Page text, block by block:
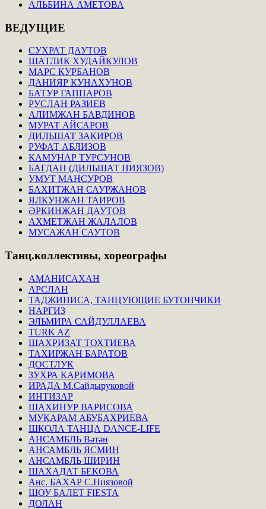
АЛЬБИНА АМЕТОВА
ВЕДУЩИЕ
СУХРАТ ДАУТОВ
ШАТЛИК ХУДАЙКУЛОВ
МАРС КУРБАНОВ
ДАНИЯР КУНАХУНОВ
БАТУР ГАППАРОВ
РУСЛАН РАЗИЕВ
АЛИМЖАН БАВДИНОВ
МУРАТ АЙСАРОВ
ДИЛЬШАТ ЗАКИРОВ
РУФАТ АБЛИЗОВ
КАМУНАР ТУРСУНОВ
БАГДАН (ДИЛЬШАТ НИЯЗОВ)
УМУТ МАНСУРОВ
БАХИТЖАН САУРЖАНОВ
ЯЛКУНЖАН ТАИРОВ
ӘРКИНЖАН ДАУТОВ
АХМЕТЖАН ЖАЛАЛОВ
МУСАЖАН САУТОВ
Танц.коллективы, хореографы
АМАНИСАХАН
АРСЛАН
ТАДЖИНИСА, ТАНЦУЮЩИЕ БУТОНЧИКИ
НАРГИЗ
ЭЛЬМИРА САЙДУЛЛАЕВА
TURK AZ
ШАХРИЗАТ ТОХТИЕВА
ТАХИРЖАН БАРАТОВ
ДОСТЛУК
ЗУХРА КАРИМОВА
ИРАДА М.Сайдыруковой
ИНТИЗАР
ШАХИНУР ВАРИСОВА
МУКАРАМ АБУБАХРИЕВА
ШКОЛА ТАНЦА DANCE-LIFE
АНСАМБЛЬ Вәтән
АНСАМБЛЬ ЯСМИН
АНСАМБЛЬ ШИРИН
ШАХАДАТ БЕКОВА
Анс. БАХАР С.Ниязовой
ШОУ БАЛЕТ FIESTA
ДОЛАН